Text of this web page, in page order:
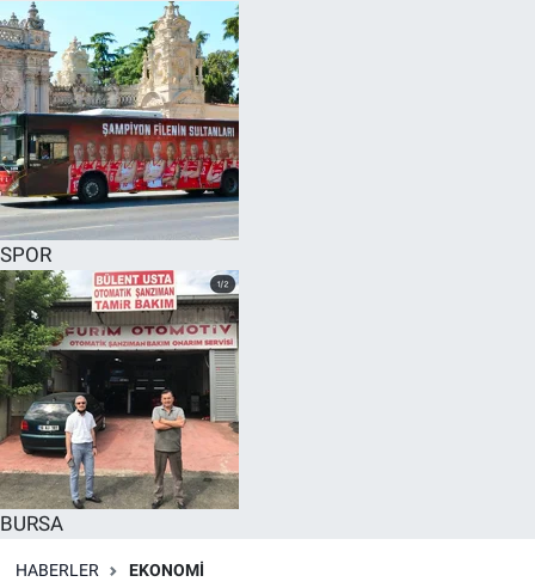
SPOR
BURSA
HABERLER EKONOMİ